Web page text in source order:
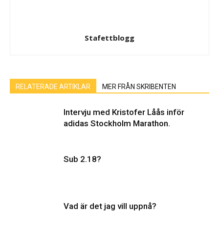
Stafettblogg
RELATERADE ARTIKLAR MER FRÅN SKRIBENTEN
Intervju med Kristofer Låås inför
adidas Stockholm Marathon.
Sub 2.18?
Vad är det jag vill uppnå?